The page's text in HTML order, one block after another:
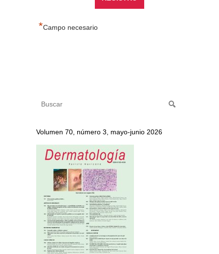
*Campo necesario
Volumen 70, número 3, mayo-junio 2026